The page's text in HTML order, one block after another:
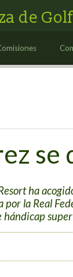
de Golf
se
ha
por la Real